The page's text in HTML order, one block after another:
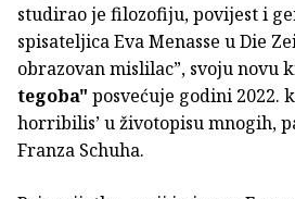
studirao je filozofiju, povijest i
spisateljica Eva Menasse u Die
obrazovan mislilac”, svoju novu
tegoba" posvećuje godini 2022.
horribilis’ u životopisu mnogih,
Franza Schuha.